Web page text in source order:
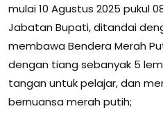
mulai 10 Agustus 2025 pukul
Jabatan Bupati, ditandai
membawa Bendera Merah
dengan tiang sebanyak 5
tangan untuk pelajar, dan
bernuansa merah putih;